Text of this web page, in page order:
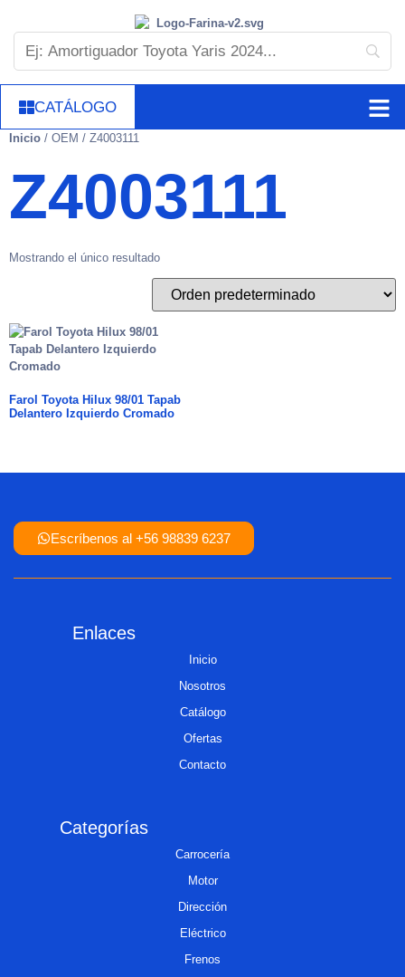
CATÁLOGO
Inicio / OEM / Z4003111
Z4003111
Mostrando el único resultado
Farol Toyota Hilux 98/01 Tapab
Delantero Izquierdo Cromado
Escríbenos al +56 98839 6237
Enlaces
Inicio
Nosotros
Catálogo
Ofertas
Contacto
Categorías
Carrocería
Motor
Dirección
Eléctrico
Frenos